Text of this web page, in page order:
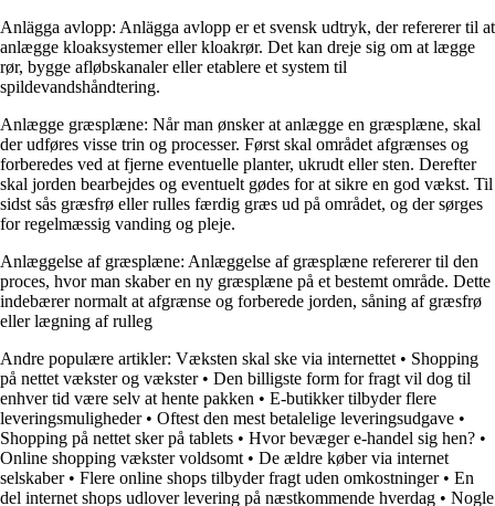
Anlägga avlopp: Anlägga avlopp er et svensk udtryk, der refererer til at
anlægge kloaksystemer eller kloakrør. Det kan dreje sig om at lægge
rør, bygge afløbskanaler eller etablere et system til
spildevandshåndtering.
Anlægge græsplæne: Når man ønsker at anlægge en græsplæne, skal
der udføres visse trin og processer. Først skal området afgrænses og
forberedes ved at fjerne eventuelle planter, ukrudt eller sten. Derefter
skal jorden bearbejdes og eventuelt gødes for at sikre en god vækst. Til
sidst sås græsfrø eller rulles færdig græs ud på området, og der sørges
for regelmæssig vanding og pleje.
Anlæggelse af græsplæne: Anlæggelse af græsplæne refererer til den
proces, hvor man skaber en ny græsplæne på et bestemt område. Dette
indebærer normalt at afgrænse og forberede jorden, såning af græsfrø
eller lægning af rulleg
Andre populære artikler: Væksten skal ske via internettet • Shopping
på nettet vækster og vækster• Den billigste form for fragt vil dog til
enhver tid være selv at hente pakken • E-butikker tilbyder flere
leveringsmuligheder• Oftest den mest betalelige leveringsudgave •
Shopping på nettet sker på tablets • Hvor bevæger e-handel sig hen? •
Online shopping vækster voldsomt • De ældre køber via internet
selskaber• Flere online shops tilbyder fragt uden omkostninger• En
del internet shops udlover levering på næstkommende hverdag • Nogle